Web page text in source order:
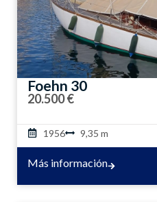
Foehn 30
20.500 €
1956 9,35 m
Más información